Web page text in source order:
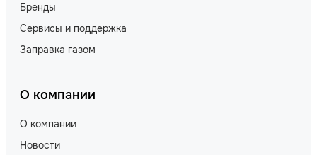
Бренды
Сервисы и поддержка
Заправка газом
О компании
О компании
Новости